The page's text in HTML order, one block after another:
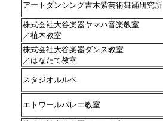
アートダンシング吉木紫芸術舞踊研究所
株式会社大谷楽器ヤマハ音楽教室
／植木教室
株式会社大谷楽器ダンス教室
／はなたて教室
スタジオルルベ
エトワールバレエ教室